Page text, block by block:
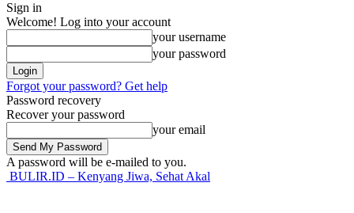
Sign in
Welcome! Log into your account
your username
your password
Forgot your password? Get help
Password recovery
Recover your password
your email
A password will be e-mailed to you.
BULIR.ID – Kenyang Jiwa, Sehat Akal